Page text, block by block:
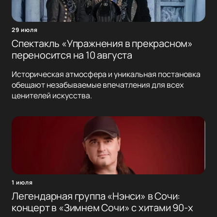
29 июля
Спектакль «Упражнения в прекрасном»
переносится на 10 августа
Историческая атмосфера и уникальная постановка
обещают незабываемые впечатления для всех
ценителей искусства.
1 июля
Легендарная группа «Нэнси» в Сочи:
концерт в «Зимнем Сочи» с хитами 90-х